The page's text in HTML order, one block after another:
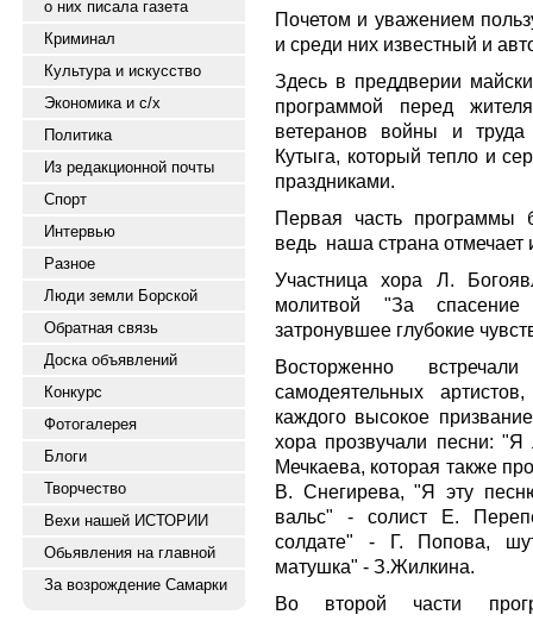
о них писала газета
Криминал
Культура и искусство
Экономика и с/х
Политика
Из редакционной почты
Спорт
Интервью
Разное
Люди земли Борской
Обратная связь
Доска объявлений
Конкурс
Фотогалерея
Блоги
Творчество
Вехи нашей ИСТОРИИ
Обьявления на главной
За возрождение Самарки
Почетом и уважением
и среди них известный и
Здесь в преддверии
программой перед
ветеранов войны и
Кутыга, который тепло и
праздниками.
Первая часть программы
ведь наша страна отмечает
Участница хора Л.
молитвой "За
затронувшее глубокие
Восторженно
самодеятельных
каждого высокое
хора прозвучали песни:
Мечкаева, которая также
В. Снегирева, "Я эту
вальс" - солист Е.
солдате" - Г. Попова,
матушка" - З.Жилкина.
Во второй части